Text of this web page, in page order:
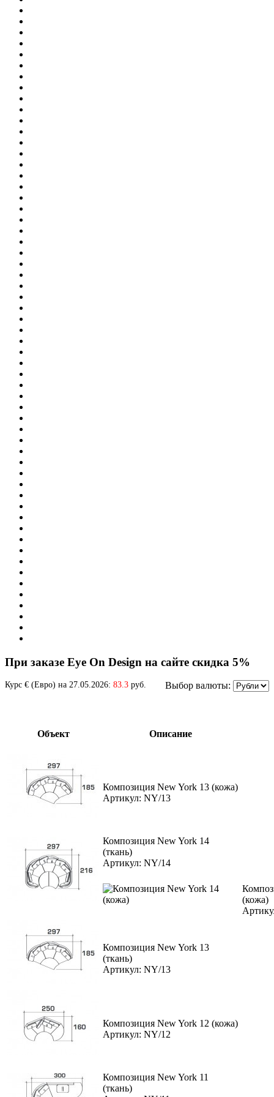
При заказе Eye On Design на сайте скидка 5%
Выбор валюты:
Курс € (Евро) на 27.05.2026: 83.3 руб.
Объект Описание
Композиция New York 13 (кожа)
Артикул: NY/13
Композиция New York 14
(ткань)
Артикул: NY/14
(кожа)
Композиция New York 13
(ткань)
Артикул: NY/13
Композиция New York 12 (кожа)
Артикул: NY/12
Композиция New York 11
(ткань)